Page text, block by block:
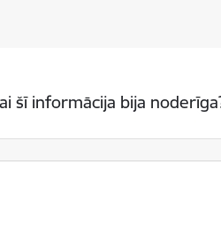
šī informācija bija